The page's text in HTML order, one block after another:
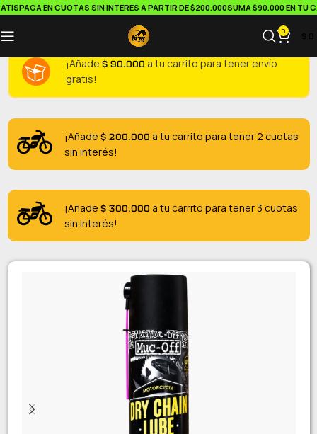
PAGA EN CUOTAS SIN INTERES A PARTIR DE $200.000SUMA $90.000 EN TU
0
¡Añade $90.000 a tu carrito para tener envío
gratis!
¡Añade $200.000 a tu carrito para tener 2 cuotas
sin interés!
¡Añade $300.000 a tu carrito para tener 3 cuotas
sin interés!